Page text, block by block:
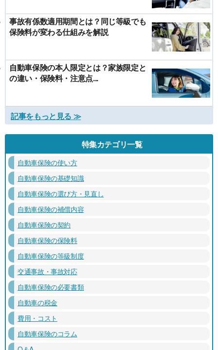
事故有係数適用期間とは？同じ等級でも
保険料が変わる仕組みを解説
自動車保険の本人限定とは？家族限定と
の違い・保険料・注意点...
記事をもっと見る ≫
特集カテゴリ一覧
自動車保険の使い方
自動車保険の基礎知識
自動車保険の選び方・見直し
自動車保険の補償内容
自動車保険の契約
自動車保険の保険料
自動車保険の等級制度
交通事故・事故対応
自動車保険の必要書類
自動車の税金
費用・コスト
自動車保険のコラム